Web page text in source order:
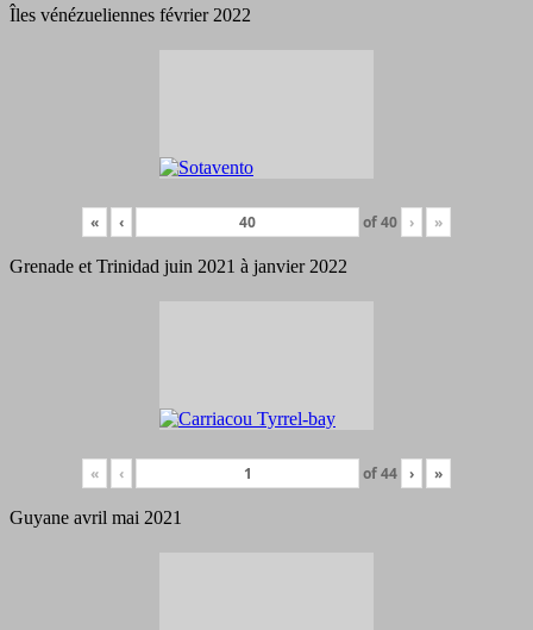
Îles vénézueliennes février 2022
« ‹ of40 › »
Grenade et Trinidad juin 2021 à janvier 2022
« ‹ of44 › »
Guyane avril mai 2021